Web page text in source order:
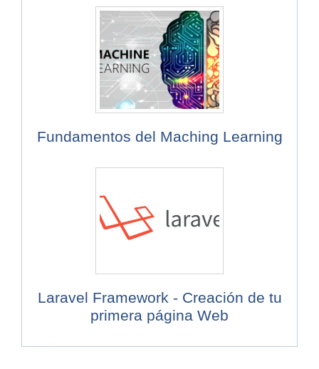
Fundamentos del Maching Learning
Laravel Framework - Creación de tu
primera página Web